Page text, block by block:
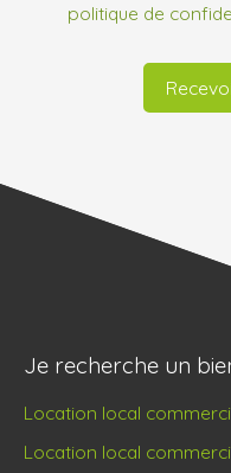
politique de
Je recherche un
Location local
Location local